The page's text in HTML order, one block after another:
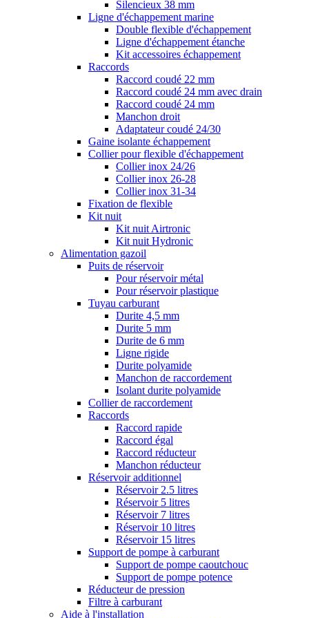
Silencieux 38 mm
Ligne d'échappement marine
Double flexible d'échappement
Ligne d'échappement étanche
Kit accessoires échappement
Raccords
Raccord coudé 22 mm
Raccord coudé 24 mm avec drain
Raccord coudé 24 mm
Manchon droit
Adaptateur coudé 24/30
Gaine isolante échappement
Collier pour flexible d'échappement
Collier inox 24/26
Collier inox 26-28
Collier inox 31-34
Fixation de flexible
Kit nuit
Kit nuit Airtronic
Kit nuit Hydronic
Alimentation gazoil
Puits de réservoir
Pour réservoir métal
Pour réservoir plastique
Tuyau carburant
Durite 4,5 mm
Durite 5 mm
Durite de 6 mm
Ligne rigide
Durite polyamide
Manchon de raccordement
Isolant durite polyamide
Collier de raccordement
Raccords
Raccord rapide
Raccord égal
Raccord réducteur
Manchon réducteur
Réservoir additionnel
Réservoir 2.5 litres
Réservoir 5 litres
Réservoir 7 litres
Réservoir 10 litres
Réservoir 15 litres
Support de pompe à carburant
Support de pompe caoutchouc
Support de pompe potence
Réducteur de pression
Filtre à carburant
Aide à l'installation